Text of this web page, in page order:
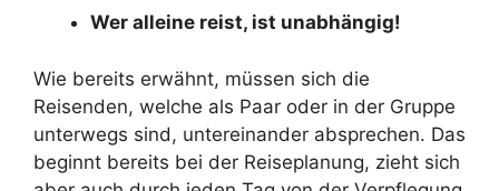
Wer alleine reist, ist unabhängig!
Wie bereits erwähnt, müssen sich die
Reisenden, welche als Paar oder in der Gruppe
unterwegs sind, untereinander absprechen. Das
beginnt bereits bei der Reiseplanung, zieht sich